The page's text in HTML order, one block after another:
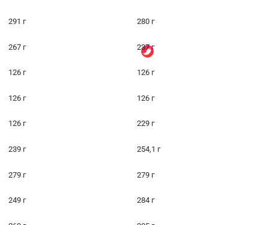
291 г 280 г
267 г 237 г
126 г 126 г
126 г 126 г
126 г 229 г
239 г 254,1 г
279 г 279 г
249 г 284 г